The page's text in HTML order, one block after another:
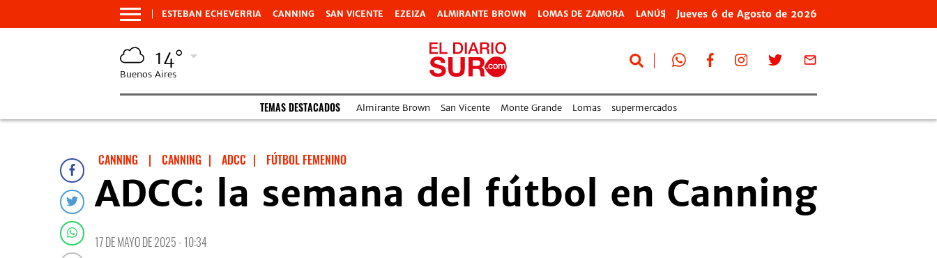
ESTEBAN ECHEVERRIA CANNING SAN VICENTE EZEIZA ALMIRANTE BROWN LOMAS DE ZAMORA LANÚS Jueves 6 de Agosto de 2026
14°
Buenos Aires
TEMAS DESTACADOS Almirante Brown San Vicente Monte Grande Lomas supermercados
CANNING | CANNING | ADCC | FÚTBOL FEMENINO
ADCC: la semana del fútbol en Canning
17 DE MAYO DE 2025 - 10:34